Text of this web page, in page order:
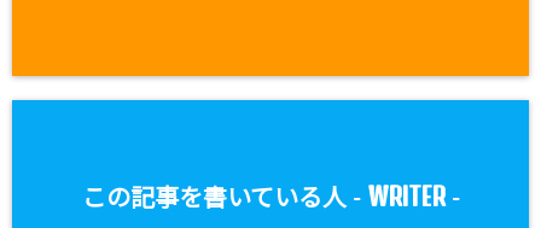
この記事を書いている人 - WRITER-